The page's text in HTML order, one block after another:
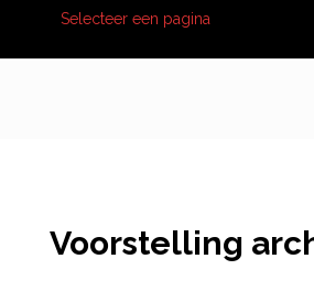
Selecteer een pagina
Voorstelling